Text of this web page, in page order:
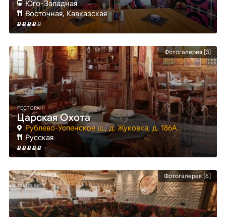
Юго-Западная
Восточная, Кавказская
Фотогалерея [3]
РЕСТОРАН
Царская Охота
Рублево-Успенское ш., д. Жуковка, д. 186А
Русская
Фотогалерея [6]